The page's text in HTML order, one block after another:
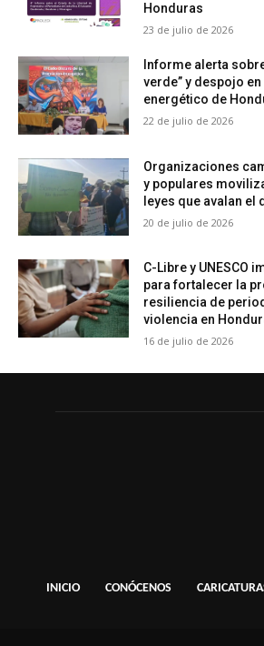
Honduras
23 de julio de 2026
Informe alerta
verde” y despojo
energético de
22 de julio de 2026
Organizaciones
y populares
leyes que avalan
20 de julio de 2026
C-Libre y UNESCO
para fortalecer la
resiliencia de
violencia en
16 de julio de 2026
INICIO CONÓCENOS